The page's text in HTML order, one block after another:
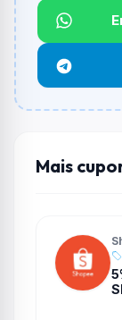
Não
Funciona em
Não
e alguns
não aceitar
Mais